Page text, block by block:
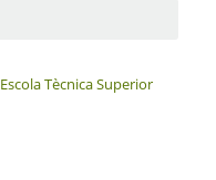
Escola Tècnica Superior